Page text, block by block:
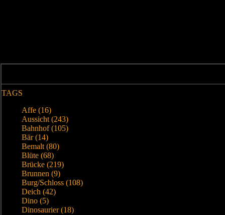
TAGS
Affe (16)
Aussicht (243)
Bahnhof (105)
Bär (14)
Bemalt (80)
Blüte (68)
Brücke (219)
Brunnen (9)
Burg/Schloss (108)
Deich (42)
Dino (5)
Dinosaurier (18)